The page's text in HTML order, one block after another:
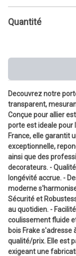
Quantité
Decouvrez notre
transparent,
Conçue pour allier
porte est ideale pour
France, elle garantit
exceptionnelle,
ainsi que des
decorateurs. -
longévité accrue. -
moderne
Sécurité et
au quotidien. -
coulissement fluide
bois Frake
qualité/prix. Elle est
exigeant une